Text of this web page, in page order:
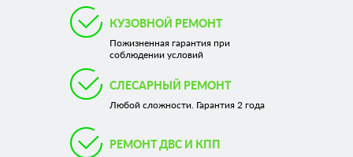
КУЗОВНОЙ РЕМОНТ
Пожизненная гарантия при
соблюдении условий
СЛЕСАРНЫЙ РЕМОНТ
Любой сложности. Гарантия 2 года
РЕМОНТ ДВС И КПП